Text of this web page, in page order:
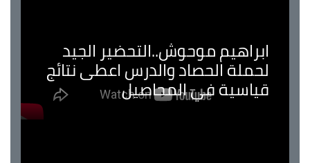
ابراهيم موحوش..التحضير الجيد
لحملة الحصاد والدرس اعطى نتائج
قياسية في المحاصيل